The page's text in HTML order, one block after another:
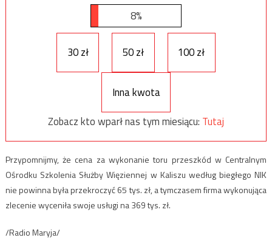
8%
30 zł 50 zł 100 zł
Inna kwota
Zobacz kto wparł nas tym miesiącu: Tutaj
Przypomnijmy, że cena za wykonanie toru przeszkód w Centralnym
Ośrodku Szkolenia Służby Więziennej w Kaliszu według biegłego NIK
nie powinna była przekroczyć 65 tys. zł, a tymczasem firma wykonująca
zlecenie wyceniła swoje usługi na 369 tys. zł.
/Radio Maryja/